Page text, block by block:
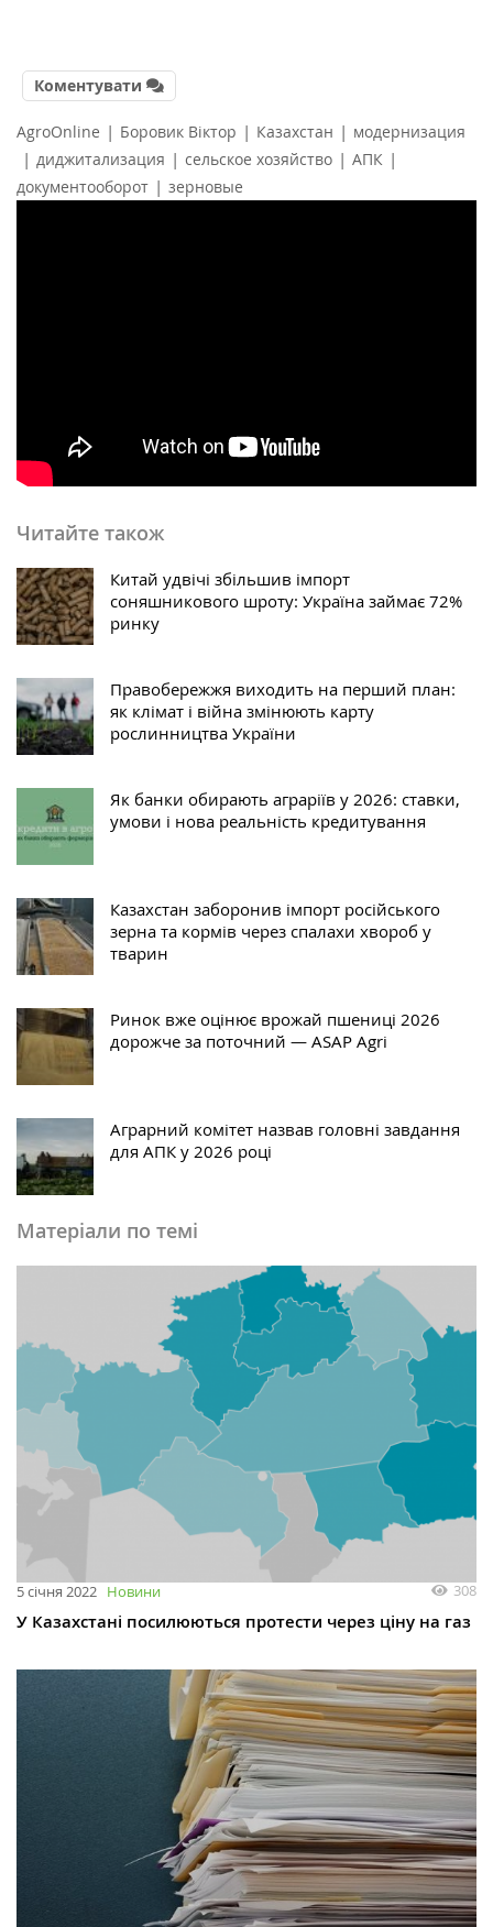
Коментувати
AgroOnline | Боровик Віктор | Казахстан | модернизация
| диджитализация | сельское хозяйство | АПК |
документооборот | зерновые
Читайте також
Китай удвічі збільшив імпорт
соняшникового шроту: Україна займає 72%
ринку
Правобережжя виходить на перший план:
як клімат і війна змінюють карту
рослинництва України
Як банки обирають аграріїв у 2026: ставки,
умови і нова реальність кредитування
Казахстан заборонив імпорт російського
зерна та кормів через спалахи хвороб у
тварин
Ринок вже оцінює врожай пшениці 2026
дорожче за поточний — ASAP Agri
Аграрний комітет назвав головні завдання
для АПК у 2026 році
Матеріали по темі
5 січня 2022 Новини 308
У Казахстані посилюються протести через ціну на газ